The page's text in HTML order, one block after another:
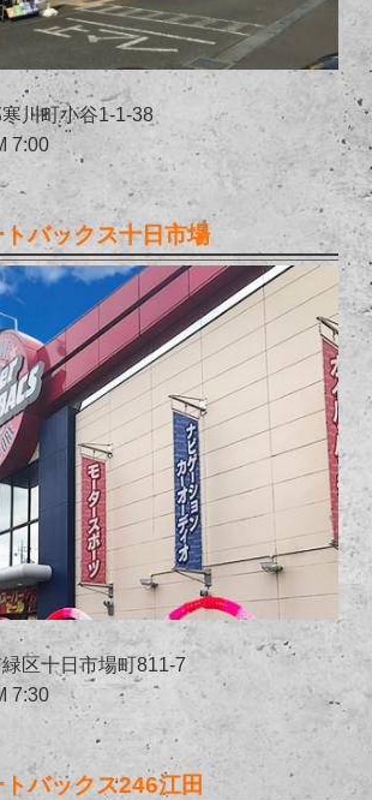
川町小谷1-1-38
7:00
バックス十日市場
区十日市場町811-7
7:30
バックス246江田